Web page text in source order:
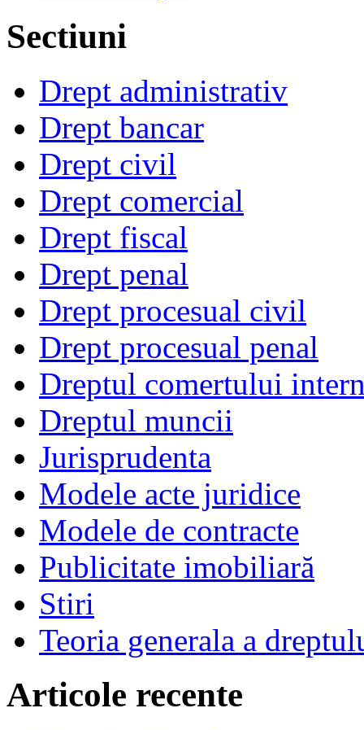
Sectiuni
Drept administrativ
Drept bancar
Drept civil
Drept comercial
Drept fiscal
Drept penal
Drept procesual civil
Drept procesual penal
Dreptul comertului
Dreptul muncii
Jurisprudenta
Modele acte juridice
Modele de contracte
Publicitate imobiliară
Stiri
Teoria generala a
Articole recente